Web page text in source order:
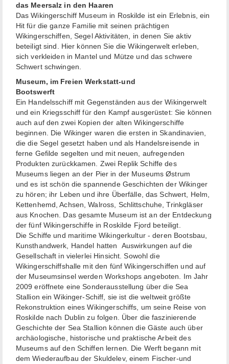
das Meersalz in den Haaren
Das Wikingerschiff Museum in Roskilde ist ein Erlebnis, ein
Hit für die ganze Familie mit seinen prächtigen
Wikingerschiffen, Segel Aktivitäten, in denen Sie aktiv
beteiligt sind. Hier können Sie die Wikingerwelt erleben,
sich verkleiden in Mantel und Mütze und das schwere
Schwert schwingen.
Museum, im Freien Werkstatt-und
Bootswerft
Ein Handelsschiff mit Gegenständen aus der Wikingerwelt
und ein Kriegsschiff für den Kampf ausgerüstet: Sie können
auch auf den zwei Kopien der alten Wikingerschiffe
beginnen. Die Wikinger waren die ersten in Skandinavien,
die die Segel gesetzt haben und als Handelsreisende in
ferne Gefilde segelten und mit neuen, aufregenden
Produkten zurückkamen. Zwei Replik Schiffe des
Museums liegen an der Pier in der Museums Østrum
und es ist schön die spannende Geschichten der Wikinger
zu hören; ihr Leben und ihre Überfälle, das Schwert, Helm,
Kettenhemd, Achsen, Walross, Schlittschuhe, Trinkgläser
aus Knochen. Das gesamte Museum ist an der Entdeckung
der fünf Wikingerschiffe in Roskilde Fjord beteiligt.
Die Schiffe und maritime Wikingerkultur - deren Bootsbau,
Kunsthandwerk, Handel hatten Auswirkungen auf die
Gesellschaft in vielerlei Hinsicht. Sowohl die
Wikingerschiffshalle mit den fünf Wikingerschiffen und auf
der Museumsinsel werden Workshops angeboten. Im Jahr
2009 eröffnete eine Sonderausstellung über die Sea
Stallion ein Wikinger-Schiff, sie ist die weltweit größte
Rekonstruktion eines Wikingerschiffs, um seine Reise von
Roskilde nach Dublin zu folgen. Über die faszinierende
Geschichte der Sea Stallion können die Gäste auch über
archäologische, historische und praktische Arbeit des
Museums auf den Schiffen lernen. Die Werft begann mit
dem Wiederaufbau der Skuldelev, einem Fischer-und